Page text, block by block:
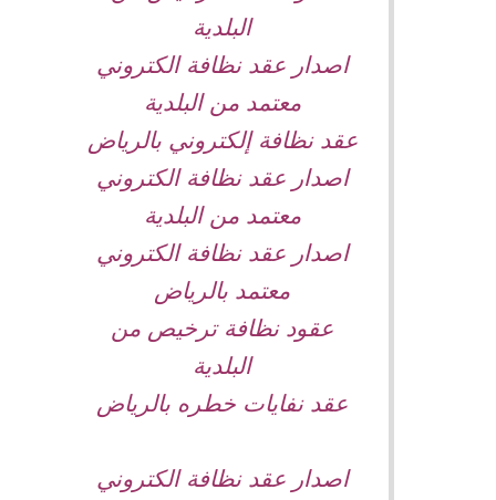
البلدية
اصدار عقد نظافة الكتروني
معتمد من البلدية
عقد نظافة إلكتروني بالرياض
اصدار عقد نظافة الكتروني
معتمد من البلدية
اصدار عقد نظافة الكتروني
معتمد بالرياض
عقود نظافة ترخيص من
البلدية
عقد نفايات خطره بالرياض
اصدار عقد نظافة الكتروني